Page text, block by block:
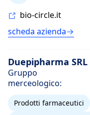
bio-circle.it
scheda azienda
Duepipharma SRL
Gruppo
merceologico:
Prodotti farmaceutici